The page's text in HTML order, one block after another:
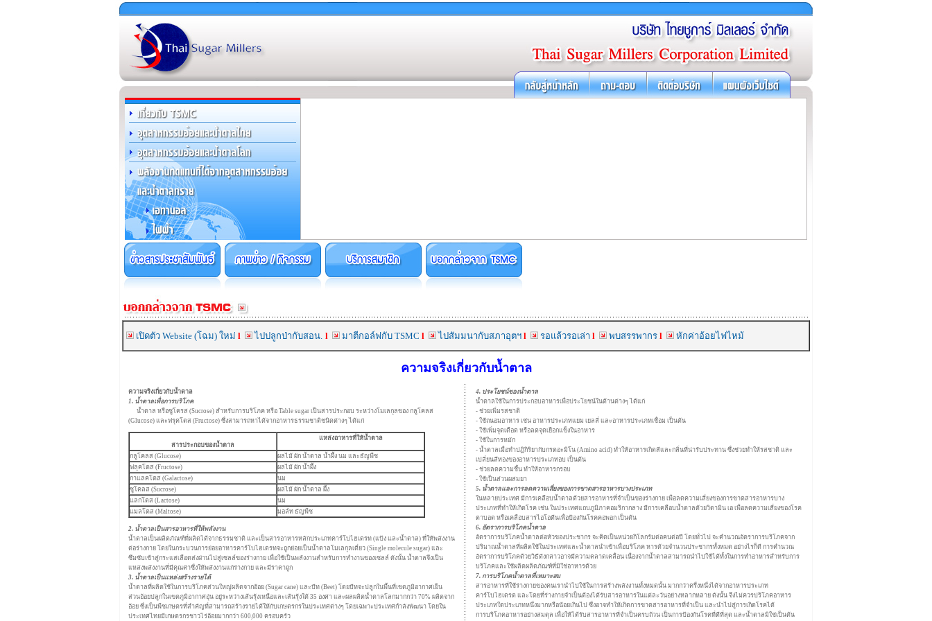
เปิดตัว Website (โฉม) ใหม l ไปปลูกป่ากับสอน. l มาตีกอล์ฟกับ TSMC l ไปสัมมนากับสภาอุตฯ l รอแล้วรอเล่า l พบสรรพากร l หักค่าอ้อยไฟไหม้
ความจริงเกี่ยวกับน้ำตาล
ความจริงเกี่ยวกับน้ำตาล
1. น้ำตาลเพื่อการบริโภค
น้ำตาล หรือซูโครส (Sucrose) สำหรับการบริโภค หรือ Table sugar เป็นสารประกอบ ระหว่างโมเลกุลของ กลูโคลส
(Glucose) และฟรุคโตส (Fructose) ซึ่งสามารถหาได้จากอาหารธรรมชาติชนิดต่างๆ ได้แก
สารประกอบของน้ำตาล
แหล่งอาหารที่ให้น้ำตาล
กลูโคลส (Glucose)
ผลไม้ ผัก น้ำตาล น้ำผึ้ง นม และธัญพืช
ฟลุคโตส (Fructose)
ผลไม้ ผัก น้ำผึ้ง
กาแลคโตส (Galactose)
นม
ซูโคลส (Sucrose)
ผลไม้ ผัก น้ำตาล ผึ้ง
แลกโตส (Lactose)
นม
แมลโตส (Maltose)
มอล์ท ธัญพืช
2. น้ำตาลเป็นสารอาหารที่ให้พลังงาน
น้ำตาลเป็นผลิตภัณฑ์ที่ผลิตได้จากธรรมชาติ และเป็นสารอาหารหลักประเภทคาร์โบไฮเดรท (แป้ง และน้ำตาล) ที่ให้พลังงาน
ต่อร่างกาย โดยในกระบวนการย่อยอาหารคาร์โบไฮเดรทจะถูกย่อยเป็นน้ำตาลโมเลกุลเดี่ยว (Single molecule sugar) และ
ซึมซับเข้าสู่กระแสเลือดส่งผ่านไปสู่เซลล์ของร่างกาย เพื่อใช้เป็นพลังงานสำหรับการทำงานของเซลล์ ดังนั้น น้ำตาลจึงเป็น
แหล่งพลังงานที่มีคุณค่าซึ่งให้พลังงานแก่ร่างกาย และมีราคาถูก
3. น้ำตาลเป็นแหล่งสร้างรายได้
น้ำตาลที่ผลิตใช้ในการบริโภคส่วนใหญ่ผลิตจากอ้อย (Sugar cane) และบีท (Beet) โดยบีทจะปลูกในพื้นที่เขตภูมิอากาศเย็น
ส่วนอ้อยปลูกในเขตภูมิอากาศอุ่น อยู่ระหว่างเส้นรุ้งเหนือและเส้นรุ้งใต้ 35 องศา และผลผลิตน้ำตาลโลกมากกว่า 70% ผลิตจาก
อ้อย ซึ่งเป็นพืชเกษตรที่สำคัญที่สามารถสร้างรายได้ให้กับเกษตรกรในประเทศต่างๆ โดยเฉพาะประเทศกำลังพัฒนา โดยใน
ประเทศไทยมีเกษตรกรชาวไร่อ้อยมากกว่า 600,000 ครอบครัว
4. ประโยชน์ของน้ำตาล
น้ำตาลใช้ในการประกอบอาหารเพื่อประโยชน์ในด้านต่างๆ ได้แก่
- ช่วยเพิ่มรสชาติ
- ใช้ถนอมอาหาร เช่น อาหารประเภทแยม เยลลี่ และอาหารประเภทเชื่อม เป็นต้น
- ใช้เพิ่มจุดเดือด หรือลดจุดเยือกแข็งในอาหาร
- ใช้ในการหมัก
- น้ำตาลเมื่อทำปฏิกิริยากับกรดอะมิโน (Amino acid) ทำให้อาหารเกิดสีและกลิ่นที่น่ารับประทาน ซึ่งช่วยทำให้รสชาติ และ
เปลี่ยนสีทองของอาหารประเภทอบ เป็นต้น
- ช่วยลดความชื้น ทำให้อาหารกรอบ
- ใช้เป็นส่วนผสมยา
5. น้ำตาลและการลดความเสี่ยงของการขาดสารอาหารบางประเภท
ในหลายประเทศ มีการเคลือบน้ำตาลด้วยสารอาหารที่จำเป็นของร่างกาย เพื่อลดความเสี่ยงของการขาดสารอาหารบาง
ประเภทที่ทำให้เกิดโรค เช่น ในประเทศแถบภูมิภาคอมริกากลาง มีการเคลือบน้ำตาลด้วยวิตามิน เอ เพื่อลดความเสี่ยงของโรค
ตาบอด หรือเคลือบสารไอโอดีนเพื่อป้องกันโรคคอพอก เป็นต้น
6. อัตราการบริโภคน้ำตาล
อัตราการบริโภคน้ำตาลต่อหัวของประชากร จะคิดเป็นหน่วยกิโลกรัมต่อคนต่อปี โดยทั่วไป จะคำนวณอัตราการบริโภคจาก
ปริมาณน้ำตาลที่ผลิตใช้ในประเทศและน้ำตาลนำเข้าเพื่อบริโภค หารด้วยจำนวนประชากรทั้งหมด อย่างไรก็ดี การคำนวณ
อัตราการบริโภคด้วยวิธีดังกล่าวอาจมีความคลาดเคลื่อน เนื่องจากน้ำตาลสามารถนำไปใช้ได้ทั้งในการทำอาหารสำหรับการ
บริโภคและใช้ผลิตผลิตภัณฑ์ที่มิใช่อาหารด้วย
7. การบริโภคน้ำตาลที่เหมาะสม
สารอาหารที่ใช้ร่างกายของคนเรานำไปใช้ในการสร้างพลังงานทั้งหมดนั้น มากกว่าครึ่งหนึ่งได้จากอาหารประเภท
คาร์โบไฮเดรต และโดยที่ร่างกายจำเป็นต้องได้รับสารอาหารในแต่ละวันอย่างหลากหลาย ดังนั้น จึงไม่ควรปริโภคอาหาร
ประเภทใดประเภทหนึ่งมากหรือน้อยเกินไป ซึ่งอาจทำให้เกิดการขาดสารอาหารที่จำเป็น และนำไปสู่การเกิดโรคได้
การบริโภคอาหารอย่างสมดุล เพื่อให้ได้รับสารอาหารที่จำเป็นครบถ้วน เป็นการป้องกันโรคที่ดีที่สุด และน้ำตาลมิใช่เป็นต้น